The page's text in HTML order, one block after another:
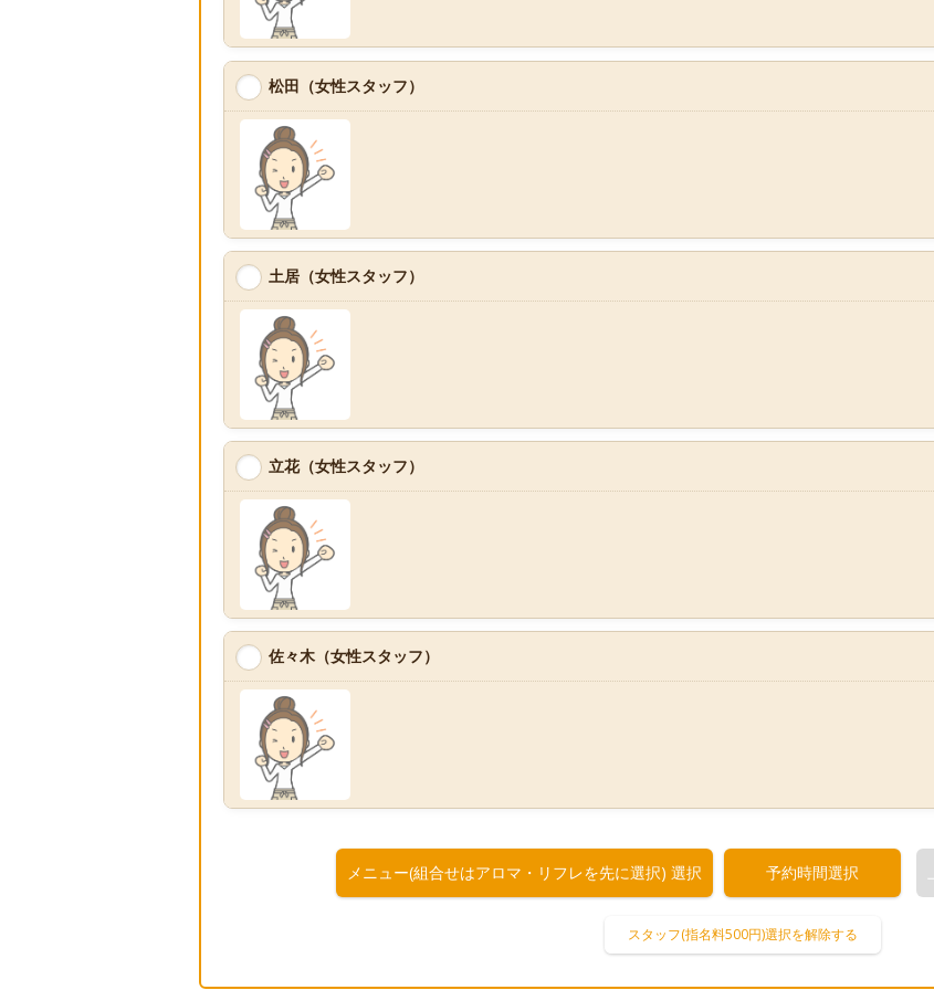
松田（女性スタッフ）
土居（女性スタッフ）
立花（女性スタッフ）
佐々木（女性スタッフ）
メニュー(組合せはアロマ・リフレを先に選択) 選択 予約時間選択
スタッフ(指名料500円)選択を解除する